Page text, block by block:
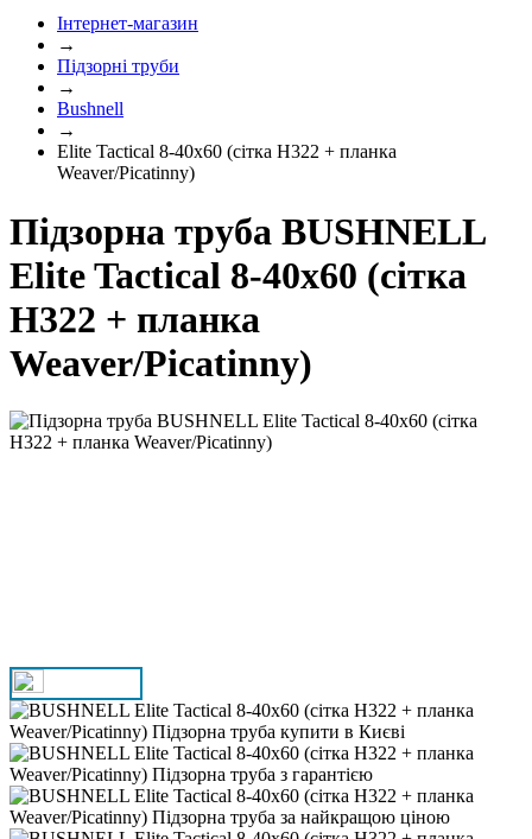
Інтернет-магазин
→
Підзорні труби
→
Bushnell
→
Elite Tactical 8-40x60 (сітка H322 + планка
Weaver/Picatinny)
Підзорна труба BUSHNELL
Elite Tactical 8-40x60 (сітка
H322 + планка
Weaver/Picatinny)